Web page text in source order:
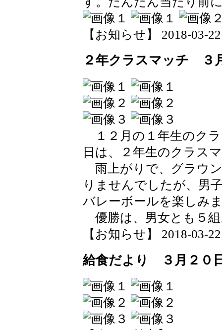
【お知らせ】 2018-03-
２年クラスマッチ ３
１２月の１年生のク
日は、２年生のクラス
雨上がりで、グラウ
りませんでしたが、男
バレーボールを楽しみ
優勝は、男女とも５
【お知らせ】 2018-03-
給食だより ３月２０